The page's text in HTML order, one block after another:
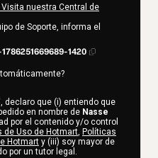
nuestra Central de
de Soporte, informa el
1420
declaro que (i) entiendo que
en nombre de Nasse
por el contenido y/o control
de Uso de Hotmart, Políticas
Hotmart y (iii) soy mayor de
por un tutor legal.